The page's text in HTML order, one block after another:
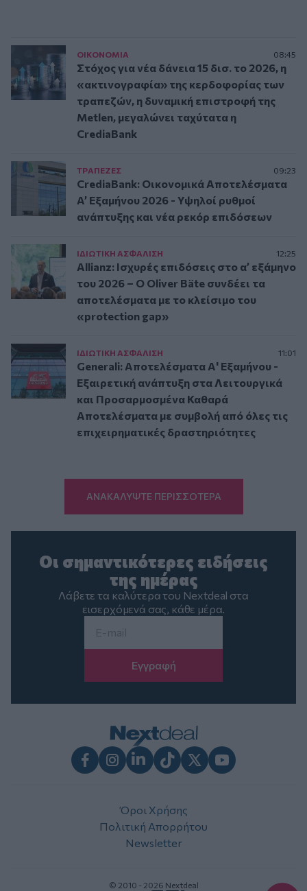
ΟΙΚΟΝΟΜΙΑ 08:45
Στόχος για νέα δάνεια 15 δισ. το 2026, η
«ακτινογραφία» της κερδοφορίας των
τραπεζών, η δυναμική επιστροφή της
Metlen, μεγαλώνει ταχύτατα η
CrediaBank
ΤΡAΠΕΖΕΣ 09:23
CrediaBank: Οικονομικά Αποτελέσματα
A’ Εξαμήνου 2026 - Υψηλοί ρυθμοί
ανάπτυξης και νέα ρεκόρ επιδόσεων
ΙΔΙΩΤΙΚΗ ΑΣΦAΛΙΣΗ 12:25
Allianz: Ισχυρές επιδόσεις στο α’ εξάμηνο
του 2026 – Ο Oliver Bäte συνδέει τα
αποτελέσματα με το κλείσιμο του
«protection gap»
ΙΔΙΩΤΙΚΗ ΑΣΦAΛΙΣΗ 11:01
Generali: Αποτελέσματα Α' Εξαμήνου -
Εξαιρετική ανάπτυξη στα Λειτουργικά
και Προσαρμοσμένα Καθαρά
Αποτελέσματα με συμβολή από όλες τις
επιχειρηματικές δραστηριότητες
ΑΝΑΚΑΛΥΨΤΕ ΠΕΡΙΣΣΟΤΕΡΑ
Οι σημαντικότερες ειδήσεις
της ημέρας
Λάβετε τα καλύτερα του Nextdeal στα
εισερχόμενά σας, κάθε μέρα.
Όροι Χρήσης
Πολιτική Απορρήτου
Newsletter
© 2010 - 2026 Nextdeal